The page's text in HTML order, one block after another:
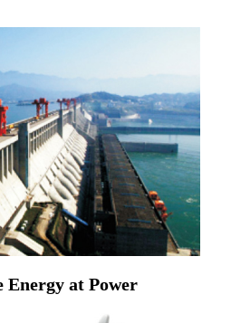
Energy at Power